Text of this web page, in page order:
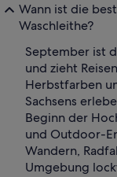
Wann ist die
Waschleithe?
September ist
und zieht
Herbstfarben
Sachsens
Beginn der
und Outdoor-
Wandern,
Umgebung